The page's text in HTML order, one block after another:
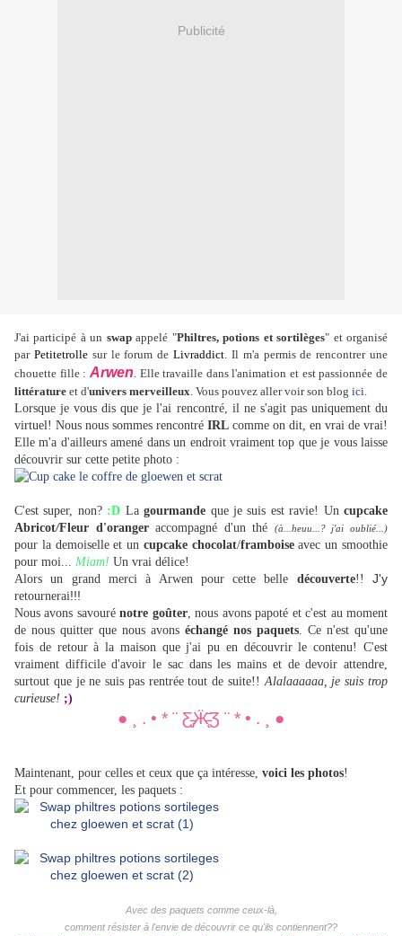
Publicité
J'ai participé à un swapappelé "Philtres, potions et sortilèges" et organisé
par Petitetrollesur le forum deLivraddict. Il m'a permis de rencontrer une
chouette fille : Arwen. Elle travaille dans l'animation et est passionnée de
littérature et d'univers merveilleux. Vous pouvez aller voir son blog ici.
Lorsque je vous dis que je l'ai rencontré, il ne s'agit pas uniquement du
virtuel! Nous nous sommes rencontré IRL comme on dit, en vrai de vrai!
Elle m'a d'ailleurs amené dans un endroit vraiment top que je vous laisse
découvrir sur cette petite photo :
C'est super, non? :D Lagourmande que je suis est ravie! Uncupcake
Abricot/Fleur d'orangeraccompagné d'un thé (à...heuu...? j'ai oublié...)
pour la demoiselle et un cupcake chocolat/framboiseavec un smoothie
pour moi... Miam! Un vrai délice!
Alors un grand merci à Arwen pour cette belle découverte!! J'y
retournerai!!!
Nous avons savourénotre goûter, nous avons papoté et c'est au moment
de nous quitter que nous avons échangé nos paquets. Ce n'est qu'une
fois de retour à la maison que j'ai pu en découvrir le contenu! C'est
vraiment difficile d'avoir le sac dans les mains et de devoir attendre,
surtout que je ne suis pas rentrée tout de suite!!Alalaaaaaa, je suis trop
curieuse! ;)
● ¸ . • * ¨ Ƹ̵̡Ӝ̵̨̄Ʒ ¨ * • . ¸ ●
Maintenant, pour celles et ceux que ça intéresse, voici les photos!
Et pour commencer, les paquets :
Avec des paquets comme ceux-là,
comment résister à l'envie de découvrir ce qu'ils contiennent??